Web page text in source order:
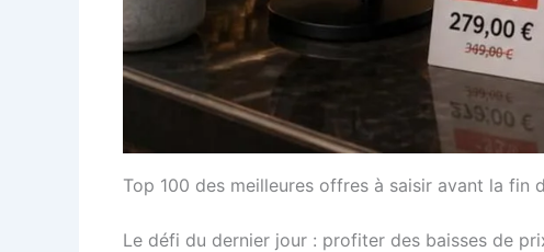
Top 100 des meilleures offres à saisir avant la fin
Le défi du dernier jour : profiter des baisses de